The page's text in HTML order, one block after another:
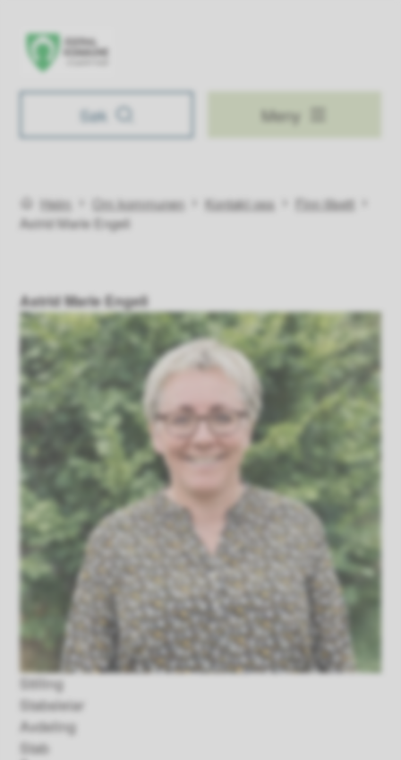
Navn på nettsted
Søk Meny
Du er her:
Heim Om kommunen Kontakt oss
Finn tilsett
Astrid Marie Engeli
Astrid Marie Engeli
Stilling
Stabsleiar
Avdeling
Stab